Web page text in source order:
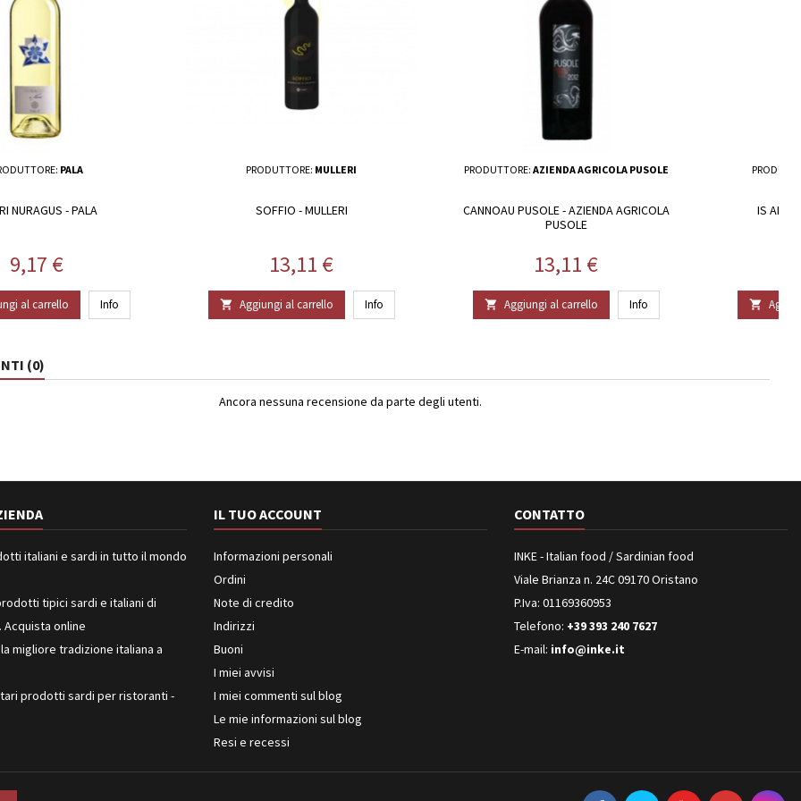
PALA
NURAGUS - PALA
Prezzo
9,17 €
al carrello Info
PRODUTTORE: MULLERI
SOFFIO - MULLERI
Prezzo
13,11 €
 Aggiungi al carrello Info
PRODUTTORE: AZIENDA AGRICOLA PUSOLE
CANNOAU PUSOLE - AZIENDA AGRICOLA
PUSOLE
Prezzo
13,11 €
 Aggiungi al carrello Info
IS

(0)
Ancora nessuna recensione da parte degli utenti.
italiani e sardi in tutto il mondo
tipici sardi e italiani di
Acquista online
migliore tradizione italiana a
prodotti sardi per ristoranti -
IL TUO ACCOUNT
Informazioni personali
Ordini
Note di credito
Indirizzi
Buoni
I miei avvisi
I miei commenti sul blog
Le mie informazioni sul blog
Resi e recessi
CONTATTO
INKE - Italian food / Sardinian food
Viale Brianza n. 24C 09170 Oristano
P.Iva: 01169360953
Telefono: +39 393 240 7627
E-mail: info@inke.it